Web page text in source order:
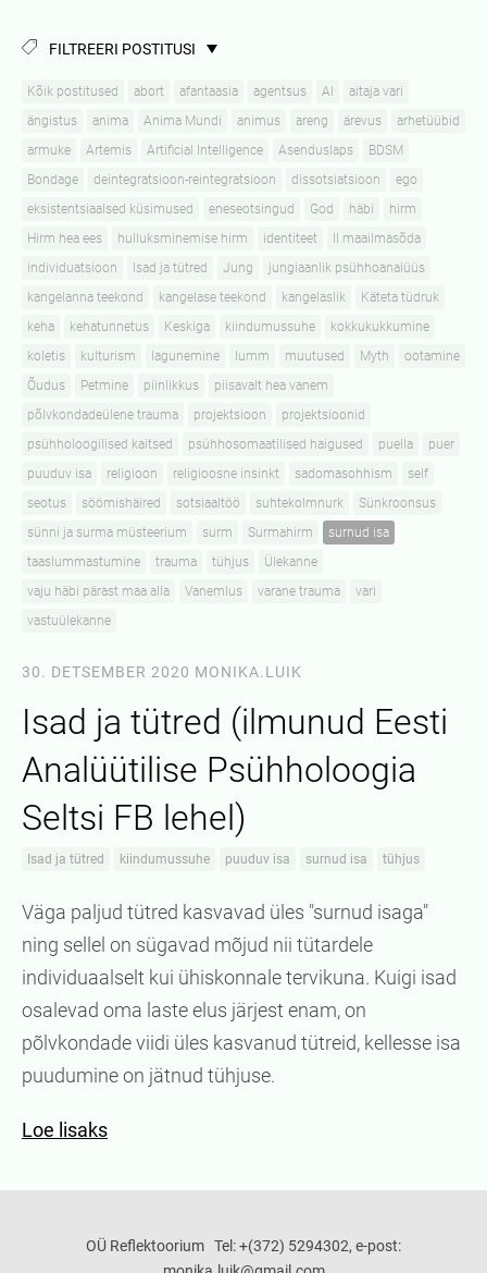
FILTREERI POSTITUSI
Kõik postitused abort afantaasia agentsus AI
aitaja vari
ängistus
anima Anima Mundi animus areng ärevus
arhetüübid
armuke
Artemis Artificial Intelligence Asenduslaps
BDSM
Bondage
deintegratsioon-reintegratsioon dissotsiatsioon
ego
eksistentsiaalsed küsimused
eneseotsingud God häbi
hirm
Hirm hea ees
hulluksminemise hirm identiteet
II maailmasõda
individuatsioon
Isad ja tütred Jung
jungiaanlik psühhoanalüüs
kangelanna teekond
kangelase teekond kangelaslik
Käteta tüdruk
keha
kehatunnetus Keskiga kiindumussuhe
kokkukukkumine
koletis
kulturism lagunemine lumm muutused Myth
ootamine
Õudus
Petmine piinlikkus
piisavalt hea vanem
põlvkondadeülene trauma
projektsioon
projektsioonid
psühholoogilised kaitsed
psühhosomaatilised haigused puella
puer
puuduv isa
religioon religioosne insinkt sadomasohhism
self
seotus
söömishäired sotsiaaltöö suhtekolmnurk
Sünkroonsus
sünni ja surma müsteerium
surm Surmahirm
surnud isa
taaslummastumine
trauma tühjus
Ülekanne
vaju häbi pärast maa alla
Vanemlus varane trauma
vari
vastuülekanne
30. DETSEMBER 2020 MONIKA.LUIK
Isad ja tütred (ilmunud Eesti
Analüütilise Psühholoogia
Seltsi FB lehel)
Isad ja tütred kiindumussuhe puuduv isa surnud isa tühjus
Väga paljud tütred kasvavad üles "surnud isaga"
ning sellel on sügavad mõjud nii tütardele
individuaalselt kui ühiskonnale tervikuna. Kuigi isad
osalevad oma laste elus järjest enam, on
põlvkondade viidi üles kasvanud tütreid, kellesse isa
puudumine on jätnud tühjuse.
Loe lisaks
OÜ Reflektoorium Tel: +(372) 5294302, e-post: